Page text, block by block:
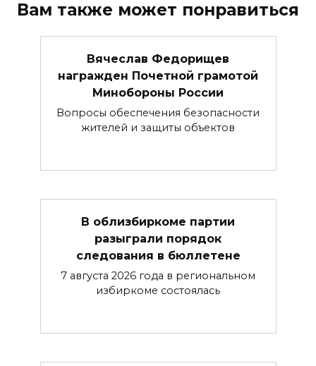
Вам также может понравиться
Вячеслав Федорищев
награжден Почетной грамотой
Минобороны России
Вопросы обеспечения безопасности
жителей и защиты объектов
В облизбиркоме партии
разыграли порядок
следования в бюллетене
7 августа 2026 года в региональном
избиркоме состоялась